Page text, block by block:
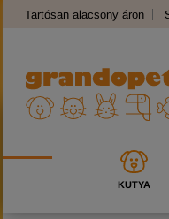
Tartósan alacsony áron
KUTYA